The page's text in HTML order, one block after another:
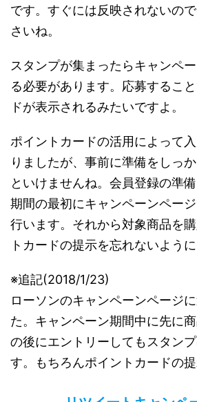
です。すぐには反映されないの
さいね。
スタンプが集まったらキャンペ
る必要があります。応募するこ
ドが表示されるみたいですよ。
ポイントカードの活用によって
りましたが、事前に準備をしっ
といけませんね。会員登録の準
期間の最初にキャンペーンペー
行います。それから対象商品を
トカードの提示を忘れないように
※追記(2018/1/23)
ローソンのキャンペーンページ
た。キャンペーン期間中に先に
の後にエントリーしてもスタン
す。もちろんポイントカードの提